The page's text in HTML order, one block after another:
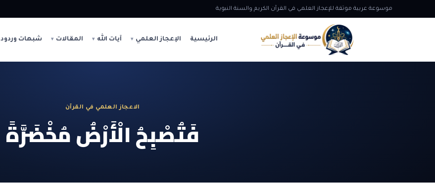
موسوعة عربية موثقة للإعجاز العلمي في القرآن الكريم والسنة النبوية
الرئيسية الإعجاز العلمي آيات الله المقالات شبهات وردود
الاعجاز العلمي في القرآن
فَتُصْبِحُ الْأَرْضُ مُخْضَرَّةً